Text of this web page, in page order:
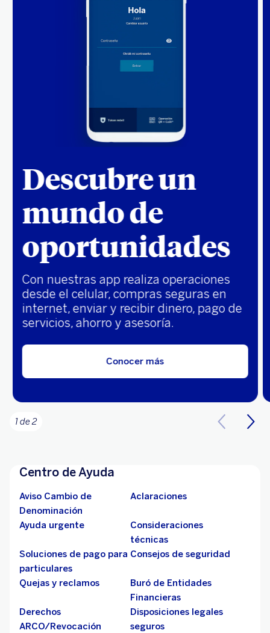
Descubre un
mundo de
oportunidades
Con nuestras app realiza operaciones
desde el celular, compras seguras en
internet, enviar y recibir dinero, pago de
servicios, ahorro y asesoría.
Conocer más
1 de 2
Centro de Ayuda
Aviso Cambio de
Denominación
Aclaraciones
Ayuda urgente
Consideraciones
técnicas
Soluciones de pago para
particulares
Consejos de seguridad
Quejas y reclamos
Buró de Entidades
Financieras
Derechos
ARCO/Revocación
Disposiciones legales
seguros